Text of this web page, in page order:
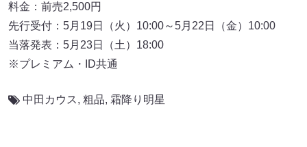
料金：前売2,500円
先行受付：5月19日（火）10:00～5月22日（金）10:00
当落発表：5月23日（土）18:00
※プレミアム・ID共通
中田カウス, 粗品, 霜降り明星